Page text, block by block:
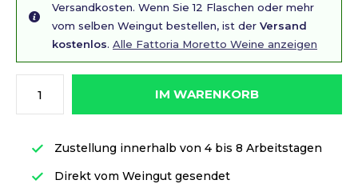
Versandkosten. Wenn Sie 12 Flaschen oder mehr
vom selben Weingut bestellen, ist der Versand
kostenlos. Alle Fattoria Moretto Weine anzeigen
IM WARENKORB
Zustellung innerhalb von 4 bis 8 Arbeitstagen
Direkt vom Weingut gesendet